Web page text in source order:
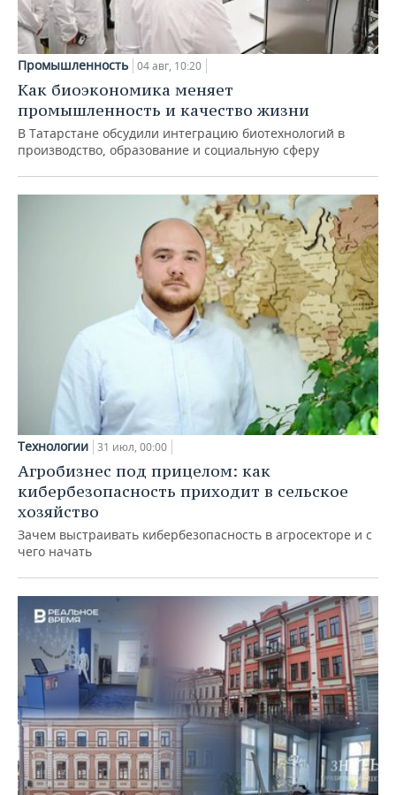
Промышленность 04 авг, 10:20
Как биоэкономика меняет
промышленность и качество жизни
В Татарстане обсудили интеграцию биотехнологий в
производство, образование и социальную сферу
Технологии 31 июл, 00:00
Агробизнес под прицелом: как
кибербезопасность приходит в сельское
хозяйство
Зачем выстраивать кибербезопасность в агросекторе и с
чего начать